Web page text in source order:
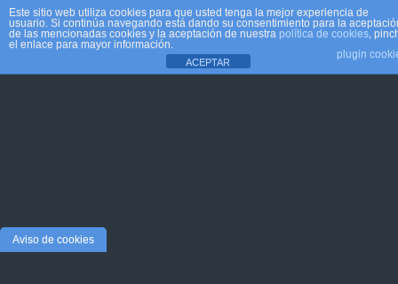
Este sitio web utiliza cookies para que usted tenga la mejor experiencia de
usuario. Si continúa navegando está dando su consentimiento para la
de las mencionadas cookies y la aceptación de nuestra política de cookies,
el enlace para mayor información.
plugin
ACEPTAR
Aviso de cookies